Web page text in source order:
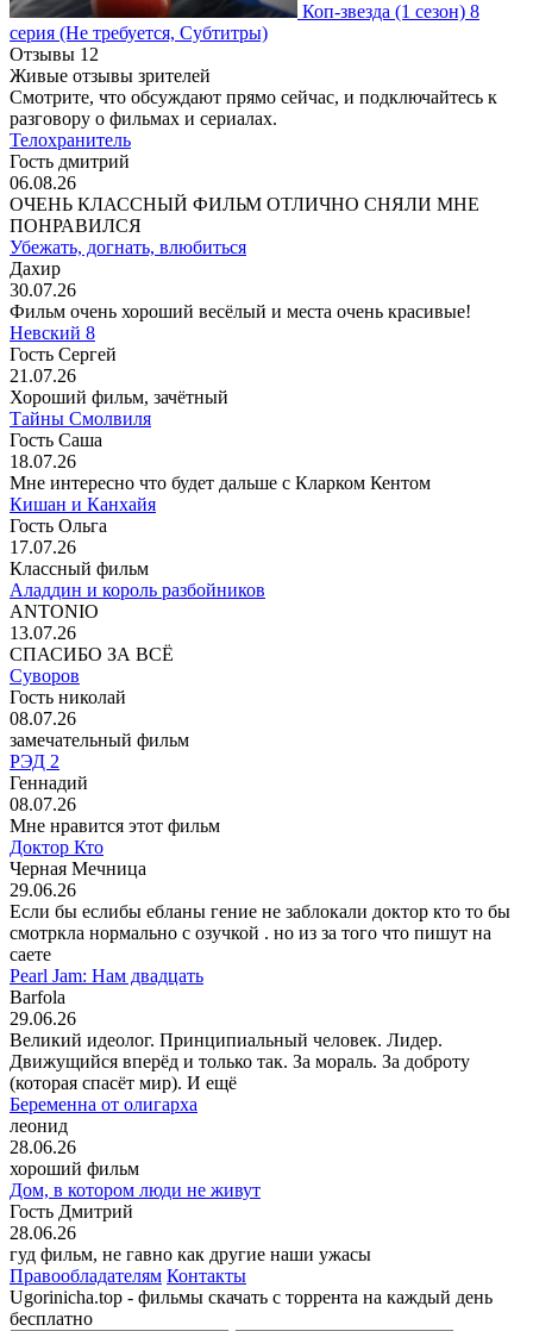
Коп-звезда (1 сезон) 8
серия (Не требуется, Субтитры)
Отзывы 12
Живые отзывы зрителей
Смотрите, что обсуждают прямо сейчас, и подключайтесь к
разговору о фильмах и сериалах.
Телохранитель
Гость дмитрий
06.08.26
ОЧЕНЬ КЛАССНЫЙ ФИЛЬМ ОТЛИЧНО СНЯЛИ МНЕ
ПОНРАВИЛСЯ
Убежать, догнать, влюбиться
Дахир
30.07.26
Фильм очень хороший весёлый и места очень красивые!
Невский 8
Гость Сергей
21.07.26
Хороший фильм, зачётный
Тайны Смолвиля
Гость Саша
18.07.26
Мне интересно что будет дальше с Кларком Кентом
Кишан и Канхайя
Гость Ольга
17.07.26
Классный фильм
Аладдин и король разбойников
ANTONIO
13.07.26
СПАСИБО ЗА ВСЁ
Суворов
Гость николай
08.07.26
замечательный фильм
РЭД 2
Геннадий
08.07.26
Мне нравится этот фильм
Доктор Кто
Черная Мечница
29.06.26
Если бы еслибы ебланы гение не заблокали доктор кто то бы
смотркла нормально с озучкой . но из за того что пишут на
саете
Pearl Jam: Нам двадцать
Barfola
29.06.26
Великий идеолог. Принципиальный человек. Лидер.
Движущийся вперёд и только так. За мораль. За доброту
(которая спасёт мир). И ещё
Беременна от олигарха
леонид
28.06.26
хороший фильм
Дом, в котором люди не живут
Гость Дмитрий
28.06.26
гуд фильм, не гавно как другие наши ужасы
Правообладателям Контакты
Ugorinicha.top - фильмы скачать с торрента на каждый день
бесплатно